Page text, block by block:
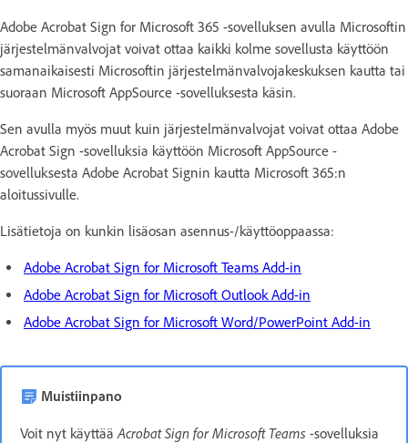
Adobe Acrobat Sign for Microsoft 365 -sovelluksen avulla Microsoftin
järjestelmänvalvojat voivat ottaa kaikki kolme sovellusta käyttöön
samanaikaisesti Microsoftin järjestelmänvalvojakeskuksen kautta tai
suoraan Microsoft AppSource -sovelluksesta käsin.
Sen avulla myös muut kuin järjestelmänvalvojat voivat ottaa Adobe
Acrobat Sign -sovelluksia käyttöön Microsoft AppSource -
sovelluksesta Adobe Acrobat Signin kautta Microsoft 365:n
aloitussivulle.
Lisätietoja on kunkin lisäosan asennus-/käyttöoppaassa:
Adobe Acrobat Sign for Microsoft Teams Add-in
Adobe Acrobat Sign for Microsoft Outlook Add-in
Adobe Acrobat Sign for Microsoft Word/PowerPoint Add-in
Muistiinpano
Voit nyt käyttääAcrobat Sign for Microsoft Teams -sovelluksia